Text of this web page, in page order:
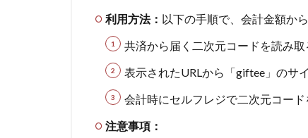
利用方法： 以下の手順で、会計金額か
共済から届く二次元コードを読み取
表示されたURLから「giftee」のサ
会計時にセルフレジで二次元コー
注意事項：